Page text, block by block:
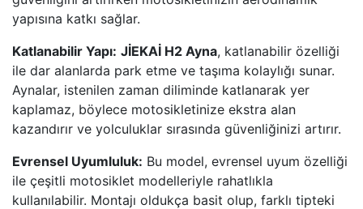
yapısına katkı sağlar.
Katlanabilir Yapı: JİEKAİ H2 Ayna, katlanabilir özelliği
ile dar alanlarda park etme ve taşıma kolaylığı sunar.
Aynalar, istenilen zaman diliminde katlanarak yer
kaplamaz, böylece motosikletinize ekstra alan
kazandırır ve yolculuklar sırasında güvenliğinizi artırır.
Evrensel Uyumluluk: Bu model, evrensel uyum özelliği
ile çeşitli motosiklet modelleriyle rahatlıkla
kullanılabilir. Montajı oldukça basit olup, farklı tipteki